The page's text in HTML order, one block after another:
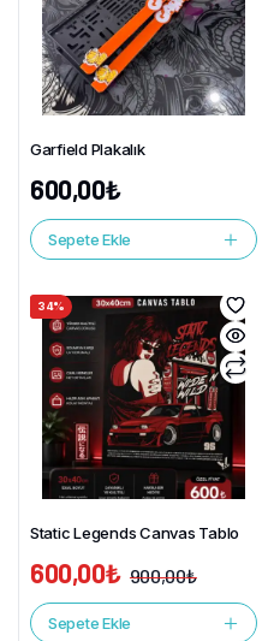
Garfield Plakalık
600,00₺
Sepete Ekle
34%
Static Legends Canvas Tablo
900,00₺
600,00₺
Sepete Ekle